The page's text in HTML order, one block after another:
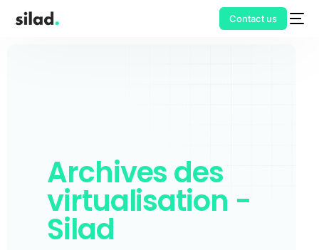
Contact us
Archives des
virtualisation -
Silad